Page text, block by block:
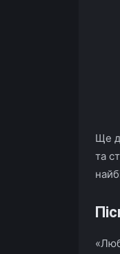
Ще
та